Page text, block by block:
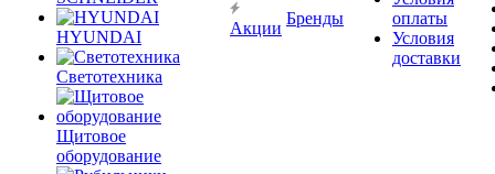
HYUNDAI
Светотехника
Щитовое
оборудование
Акции
Бренды
оплаты
Условия
доставки